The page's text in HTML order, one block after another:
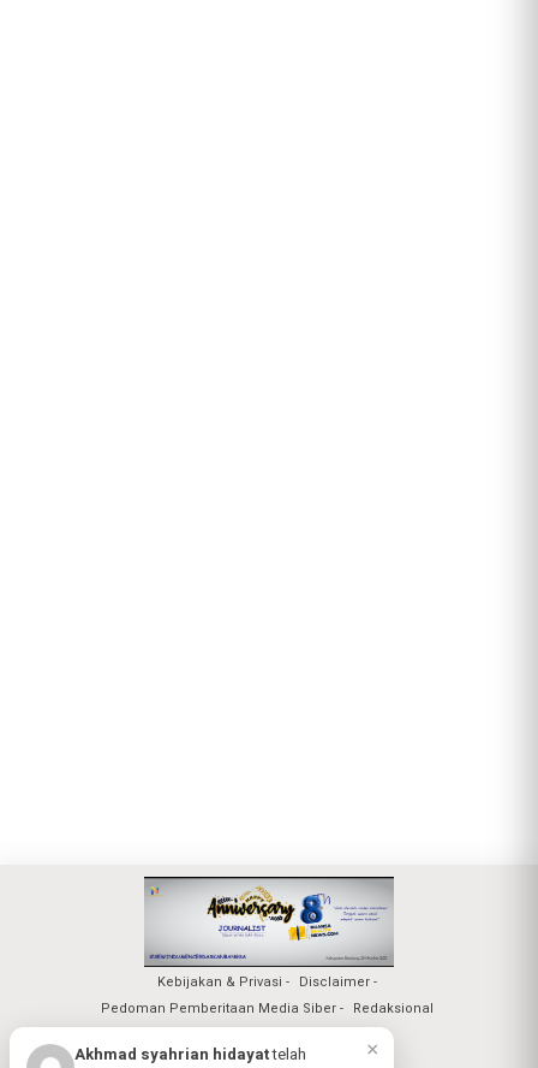
Kebijakan & Privasi
Disclaimer
Pedoman Pemberitaan Media Siber
Redaksional